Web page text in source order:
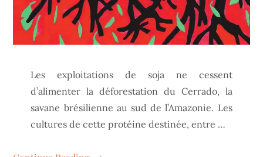
Les exploitations de soja ne cessent
d’alimenter la déforestation du Cerrado, la
savane brésilienne au sud de l’Amazonie. Les
cultures de cette protéine destinée, entre …